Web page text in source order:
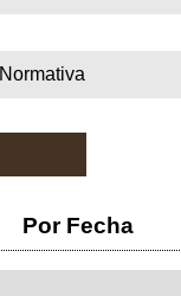
Normativa
Por Fecha